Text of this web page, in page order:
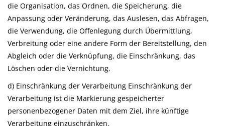
die Organisation, das Ordnen, die Speicherung, die
Anpassung oder Veränderung, das Auslesen, das Abfragen,
die Verwendung, die Offenlegung durch Übermittlung,
Verbreitung oder eine andere Form der Bereitstellung, den
Abgleich oder die Verknüpfung, die Einschränkung, das
Löschen oder die Vernichtung.
d) Einschränkung der Verarbeitung Einschränkung der
Verarbeitung ist die Markierung gespeicherter
personenbezogener Daten mit dem Ziel, ihre künftige
Verarbeitung einzuschränken.